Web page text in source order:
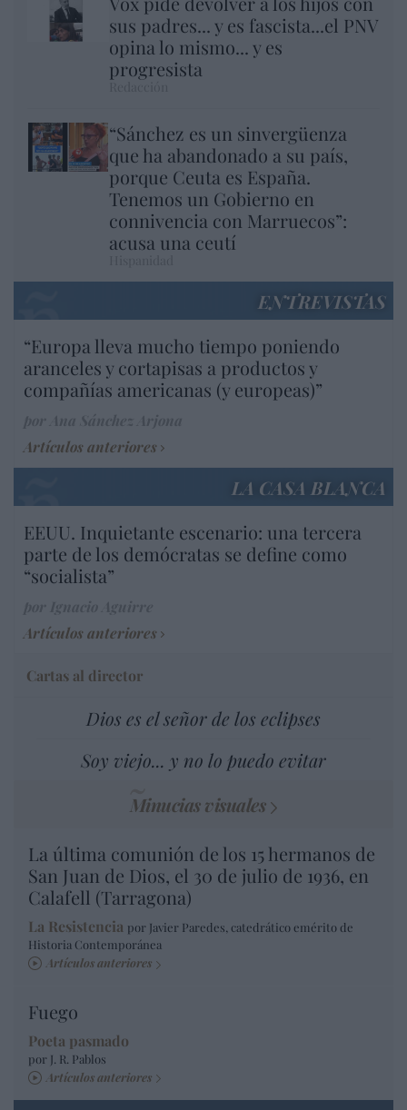
sus padres... y es fascista...el PNV
opina lo mismo... y es
progresista
“Sánchez es un sinvergüenza
que ha abandonado a su país,
porque Ceuta es España.
Tenemos un Gobierno en
connivencia con Marruecos”:
acusa una ceutí
ENTREVISTAS
“Europa lleva mucho tiempo poniendo
aranceles y cortapisas a productos y
compañías americanas (y europeas)”
Artículos anteriores
LA CASA BLANCA
EEUU. Inquietante escenario: una tercera
parte de los demócratas se define como
“socialista”
Artículos anteriores
Cartas al director
Dios es el señor de los eclipses
Soy viejo... y no lo puedo evitar
Minucias visuales
La última comunión de los 15 hermanos de
San Juan de Dios, el 30 de julio de 1936, en
Calafell (Tarragona)
La Resistencia por Javier Paredes, catedrático emérito de
Historia Contemporánea
Artículos anteriores
Fuego
Poeta pasmado
por J. R. Pablos
Artículos anteriores